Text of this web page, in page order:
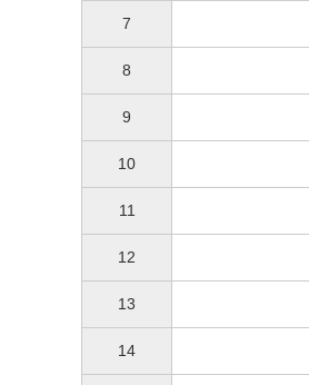
7
8
9
10
11
12
13
14